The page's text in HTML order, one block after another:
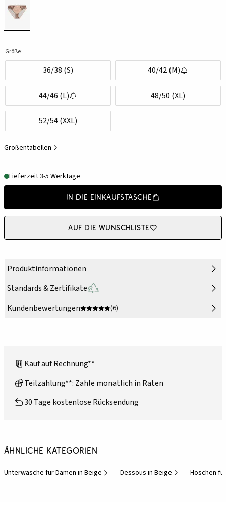
Größe:
36/38 (S) 40/42 (M)
44/46 (L) 48/50 (XL)
52/54 (XXL)
Größentabellen
Lieferzeit 3-5 Werktage
In die Einkaufstasche
Auf die Wunschliste
Produktinformationen
Standards & Zertifikate
Kundenbewertungen
(6)
Kauf auf Rechnung**
Teilzahlung**: Zahle monatlich in Raten
30 Tage kostenlose Rücksendung
Ähnliche Kategorien
Unterwäsche für Damen in Beige Dessous in Beige Höschen